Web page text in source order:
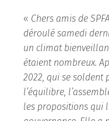
« Chers amis de
déroulé samedi
un climat
étaient nombreux.
2022, qui se
l’équilibre,
les propositions qui